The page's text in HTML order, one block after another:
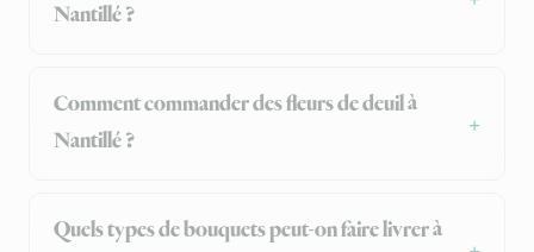
Nantillé ?
Comment commander des fleurs de deuil à
Nantillé ?
Quels types de bouquets peut-on faire livrer à